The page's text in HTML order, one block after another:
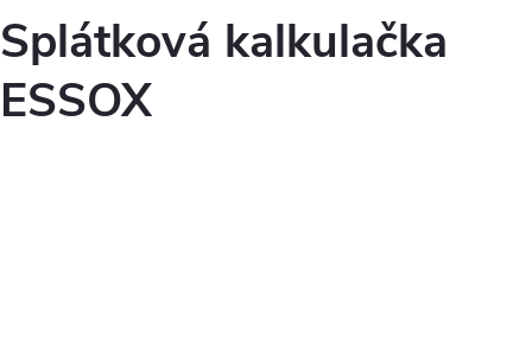
Splátková kalkulačka
ESSOX